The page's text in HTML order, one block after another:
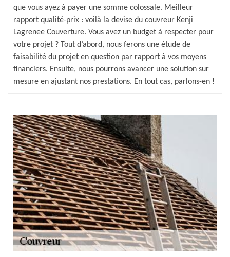
que vous ayez à payer une somme colossale. Meilleur
rapport qualité-prix : voilà la devise du couvreur Kenji
Lagrenee Couverture. Vous avez un budget à respecter pour
votre projet ? Tout d’abord, nous ferons une étude de
faisabilité du projet en question par rapport à vos moyens
financiers. Ensuite, nous pourrons avancer une solution sur
mesure en ajustant nos prestations. En tout cas, parlons-en !